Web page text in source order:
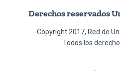
Derechos reservados
Copyright 2017, Red de
Todos los